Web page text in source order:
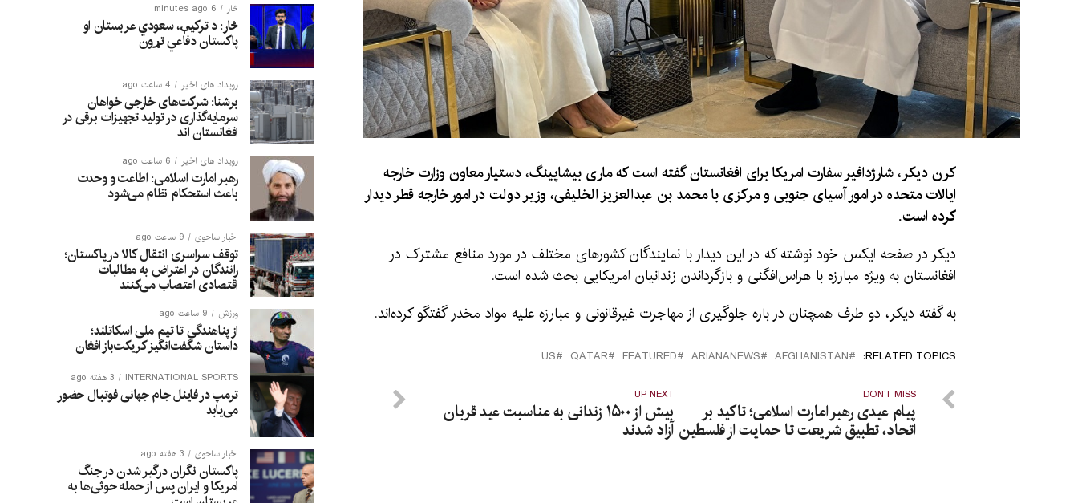
کرن دیکر، شارژدافیر سفارت امریکا برای افغانستان گفته است که ماری بیشاپینگ، دستیار معاون وزارت خارجه
ایالات متحده در امور آسیای جنوبی و مرکزی با محمد بن عبدالعزیز الخلیفی، وزیر دولت در امور خارجه قطر دیدار
کرده است.
دیکر در صفحه ایکس خود نوشته که در این دیدار با نمایندگان کشورهای مختلف در مورد منافع مشترک در
افغانستان به ‌ویژه مبارزه با هراس‌افگنی و بازگرداندن زندانیان امریکایی بحث شده است.
به گفته دیکر، دو طرف همچنان در باره جلوگیری از مهاجرت غیرقانونی و مبارزه علیه مواد مخدر گفتگو کرده‌اند.
RELATED TOPICS:
AFGHANISTAN
ARIANANEWS
FEATURED
QATAR
US
UP NEXT
بیش از ۱۵۰۰ زندانی به مناسبت عید قربان
آزاد شدند
DON'T MISS
پیام عیدی رهبر امارت اسلامی؛ تاکید بر
اتحاد، تطبیق شریعت تا حمایت از فلسطین
څار 6 minutes ago
څار: د ترکیې، سعودي عربستان او
پاکستان دفاعي تړون
رویداد های اخیر 4 ساعت ago
برشنا: شرکت‌های خارجی خواهان
سرمایه‌گذاری در تولید تجهیزات برقی در
افغانستان‌ اند
رویداد های اخیر 6 ساعت ago
رهبر امارت اسلامی: اطاعت و وحدت
باعث استحکام نظام می‌شود
اخبار ساحوی 9 ساعت ago
توقف سراسری انتقال کالا در پاکستان؛
رانندگان در اعتراض به مطالبات
اقتصادی اعتصاب می‌کنند
ورزش 9 ساعت ago
از پناهندگی تا تیم ملی اسکاتلند؛
داستان شگفت‌انگیز کریکت‌باز افغان
INTERNATIONAL SPORTS 3 هفته ago
ترمپ در فاینل جام جهانی فوتبال حضور
می‌یابد
اخبار ساحوی 3 هفته ago
پاکستان نگران درگیر شدن در جنگ
امریکا و ایران پس از حمله حوثی‌ها به